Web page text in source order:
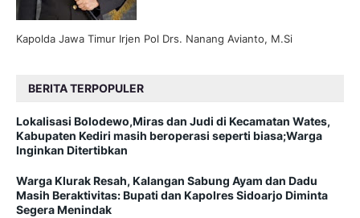
Kapolda Jawa Timur Irjen Pol Drs. Nanang Avianto, M.Si
BERITA TERPOPULER
Lokalisasi Bolodewo,Miras dan Judi di Kecamatan Wates,
Kabupaten Kediri masih beroperasi seperti biasa;Warga
Inginkan Ditertibkan
Warga Klurak Resah, Kalangan Sabung Ayam dan Dadu
Masih Beraktivitas: Bupati dan Kapolres Sidoarjo Diminta
Segera Menindak